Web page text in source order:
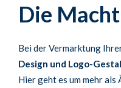
Die
Bei der Vermarktung
Design und Logo-
Hier geht es um mehr